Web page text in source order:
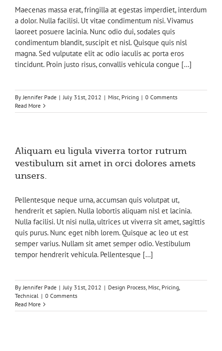
Maecenas massa erat, fringilla at egestas imperdiet, interdum
a dolor. Nulla facilisi. Ut vitae condimentum nisi. Vivamus
laoreet posuere lacinia. Nunc odio dui, sodales quis
condimentum blandit, suscipit et nisl. Quisque quis nisl
magna. Sed vulputate elit ac odio iaculis ac porta eros
tincidunt. Proin justo risus, convallis vehicula congue […]
ByJennifer Pade | July 31st, 2012 | Misc, Pricing | 0 Comments
Read More
Aliquam eu ligula viverra tortor rutrum
vestibulum sit amet in orci dolores amets
unsers.
Pellentesque neque urna, accumsan quis volutpat ut,
hendrerit et sapien. Nulla lobortis aliquam nisl et lacinia.
Nulla facilisi. Ut nisi nulla, ultrices ut viverra sit amet, sagittis
quis purus. Nunc eget nibh lorem. Quisque ac leo ut est
semper varius. Nullam sit amet semper odio. Vestibulum
tempor hendrerit vehicula. Pellentesque […]
ByJennifer Pade | July 31st, 2012 | Design Process, Misc, Pricing,
Technical | 0 Comments
Read More